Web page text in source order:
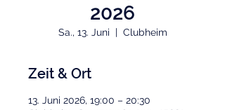
2026
Sa., 13. Juni
  |
Clubheim
Zeit & Ort
13. Juni 2026, 19:00 – 20:30